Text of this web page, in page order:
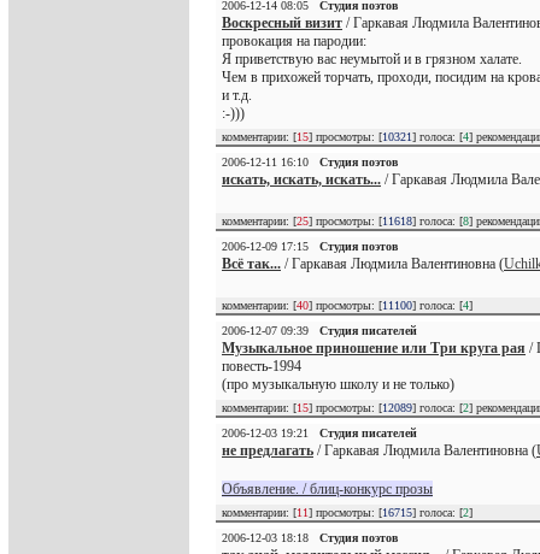
2006-12-14 08:05
Студия поэтов
Воскресный визит / Гаркавая Людмила
провокация на пародии:
Я приветствую вас неумытой и в грязном халате.
Чем в прихожей торчать, проходи, посидим на
и т.д.
:-)))
комментарии: [15] просмотры: [10321] голоса: [4]
2006-12-11 16:10
Студия поэтов
искать, искать, искать... / Гаркавая Людмила
комментарии: [25] просмотры: [11618] голоса: [8]
2006-12-09 17:15
Студия поэтов
Всё так... / Гаркавая Людмила Валентиновна (
комментарии: [40] просмотры: [11100] голоса: [4]
2006-12-07 09:39
Студия писателей
Музыкальное приношение или Три круга рая /
повесть-1994
(про музыкальную школу и не только)
комментарии: [15] просмотры: [12089] голоса: [2]
2006-12-03 19:21
Студия писателей
не предлагать / Гаркавая Людмила Валентиновна (
Объявление. / блиц-конкурс прозы
комментарии: [11] просмотры: [16715] голоса: [2]
2006-12-03 18:18
Студия поэтов